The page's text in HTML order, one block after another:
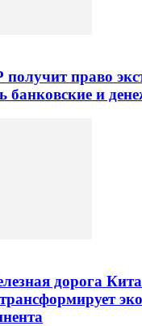
право
банковские и
дорога